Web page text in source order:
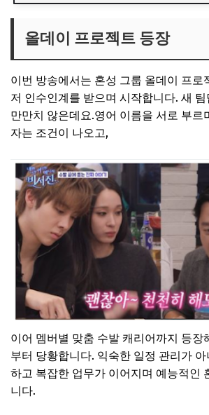
현장 챌린지와 역할 수행
애니와의 관계
다양한 수발 요청
올데이 프로젝트 등장
이번 방송에서는 혼성 그룹 올데이 프로
저 인수인계를 받으며 시작합니다. 새
만만치 않은데요.영어 이름을 서로 부르
자는 조건이 나오고,
이어 멤버별 맞춤 수발 캐리어까지 등장
부터 당황합니다. 익숙한 일정 관리가
하고 복잡한 업무가 이어지며 예능적인
니다.